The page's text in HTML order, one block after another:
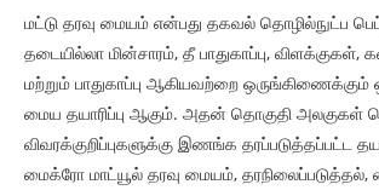
மட்டு தரவு மையம் என்பது தகவல் தொழில்நுட்ப
தடையில்லா மின்சாரம், தீ பாதுகாப்பு, விளக்குகள்,
மற்றும் பாதுகாப்பு ஆகியவற்றை ஒருங்கிணைக்கும்
மைய தயாரிப்பு ஆகும். அதன் தொகுதி அலகுகள்
விவரக்குறிப்புகளுக்கு இணங்க தரப்படுத்தப்பட்ட
மைக்ரோ மாட்யூல் தரவு மையம், தரநிலைப்படுத்தல்,